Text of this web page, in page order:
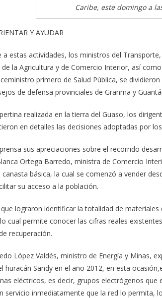
Caribe, este domingo a
Y AYUDAR
a estas actividades, los ministros del
la Agricultura y de Comercio Interior, así
primero de Salud Pública, se
de defensa provinciales de Granma y
realizada en la tierra del Guaso, los
en detalles las decisiones adoptadas por
sus apreciaciones sobre el recorrido
Ortega Barredo, ministra de Comercio
canasta básica, la cual se comenzó a vender
su acceso a la población.
lograron identificar la totalidad de
cual permite conocer las cifras reales
recuperación.
López Valdés, ministro de Energía y Minas,
huracán Sandy en el año 2012, en esta
eléctricos, es decir, grupos electrógenos
servicio inmediatamente que la red lo permita,